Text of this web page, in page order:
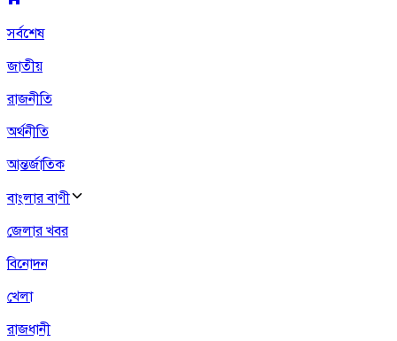
সর্বশেষ
জাতীয়
রাজনীতি
অর্থনীতি
আন্তর্জাতিক
বাংলার বাণী
জেলার খবর
বিনোদন
খেলা
রাজধানী